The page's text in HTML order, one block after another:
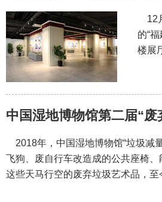
12
的“
楼展
中国湿地博物馆第二届“
2018年，中国湿地博物馆“垃圾减
飞狗、废自行车改造成的公共座椅
这些天马行空的废弃垃圾艺术品，